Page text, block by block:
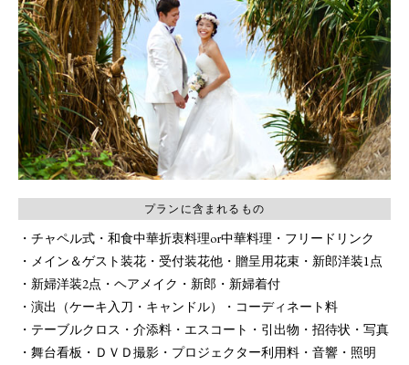
プランに含まれるもの
チャペル式 和食中華折衷料理or中華料理
フリードリンク
メイン＆ゲスト装花
受付装花他 贈呈用花束
新郎洋装1点
新婦洋装2点
ヘアメイク
新郎・新婦着付
演出（ケーキ入刀・キャンドル）
コーディネート料
テーブルクロス
介添料 エスコート 引出物 招待状
写真
舞台看板
ＤＶＤ撮影 プロジェクター利用料
音響・照明